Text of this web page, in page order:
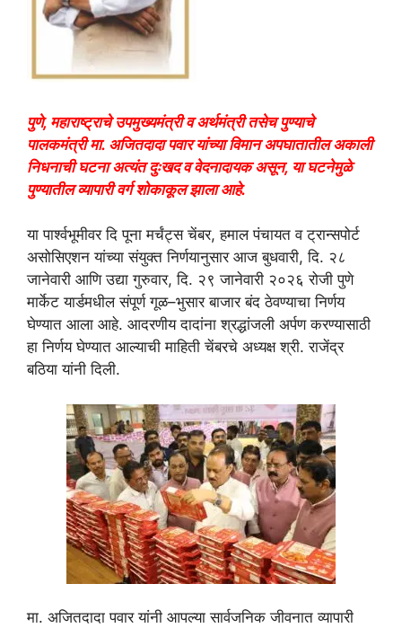
पुणे, महाराष्ट्राचे उपमुख्यमंत्री व अर्थमंत्री तसेच पुण्याचे
पालकमंत्री मा. अजितदादा पवार यांच्या विमान अपघातातील अकाली
निधनाची घटना अत्यंत दुःखद व वेदनादायक असून, या घटनेमुळे
पुण्यातील व्यापारी वर्ग शोकाकूल झाला आहे.
या पार्श्वभूमीवर दि पूना मर्चंट्स चेंबर, हमाल पंचायत व ट्रान्सपोर्ट
असोसिएशन यांच्या संयुक्त निर्णयानुसार आज बुधवारी, दि. २८
जानेवारी आणि उद्या गुरुवार, दि. २९ जानेवारी २०२६ रोजी पुणे
मार्केट यार्डमधील संपूर्ण गूळ–भुसार बाजार बंद ठेवण्याचा निर्णय
घेण्यात आला आहे. आदरणीय दादांना श्रद्धांजली अर्पण करण्यासाठी
हा निर्णय घेण्यात आल्याची माहिती चेंबरचे अध्यक्ष श्री. राजेंद्र
बठिया यांनी दिली.
मा. अजितदादा पवार यांनी आपल्या सार्वजनिक जीवनात व्यापारी